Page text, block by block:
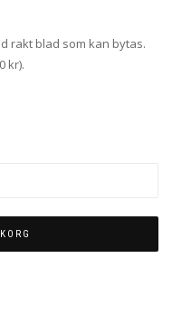
rakt blad som kan bytas.
kr).